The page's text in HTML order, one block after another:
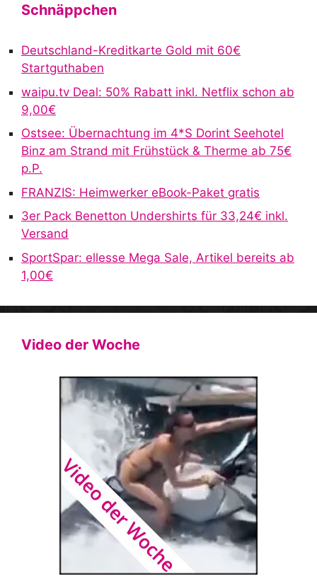
n
t
Schnäppchen
Deutschland-Kreditkarte Gold mit 60€
Startguthaben
waipu.tv Deal: 50% Rabatt inkl. Netflix schon ab
9,00€
Ostsee: Übernachtung im 4*S Dorint Seehotel
Binz am Strand mit Frühstück & Therme ab 75€
p.P.
FRANZIS: Heimwerker eBook-Paket gratis
3er Pack Benetton Undershirts für 33,24€ inkl.
Versand
SportSpar: ellesse Mega Sale, Artikel bereits ab
1,00€
Video der Woche